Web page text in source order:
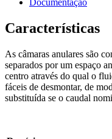
Características
As câmaras anulares são
separados por um espaço
centro através do qual o
fáceis de desmontar, de
substituída se o caudal